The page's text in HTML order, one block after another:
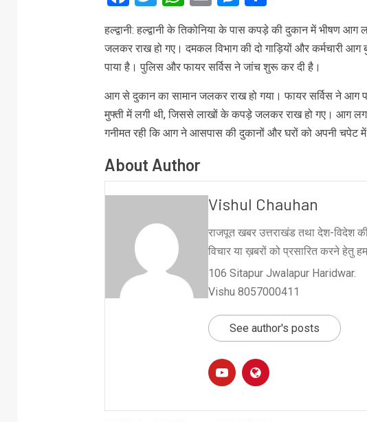
हल्द्वानी: हल्द्वानी के तिकोनिया के पास कपड़े की दुकान में भीषण
जलकर राख हो गए। दमकल विभाग की दो गाड़ियों और कर्मचारी
पाया है। पुलिस और फायर सर्विस ने जांच शुरू कर दी है।
आग से दुकान का सामान जलकर राख हो गया। फायर सर्विस ने आग
मुफ्ती में लगी थी, जिससे लाखों के कपड़े जलकर राख हो गए। आग लगने
गनीमत रही कि आग ने आसपास की दुकानों और घरों को अपनी चपेट में
About Author
Vishul Chauhan
राजपूत खबर उत्तराखंड तथा देश-विदेश
विचार या ख़बरों को प्रसारित करने हेतु
106 Sitapur Jwalapur Haridwar.
Vishu 8057000411
See author's posts